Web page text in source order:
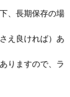
、長期保存の場
え良ければ）あ
りますので、ラ